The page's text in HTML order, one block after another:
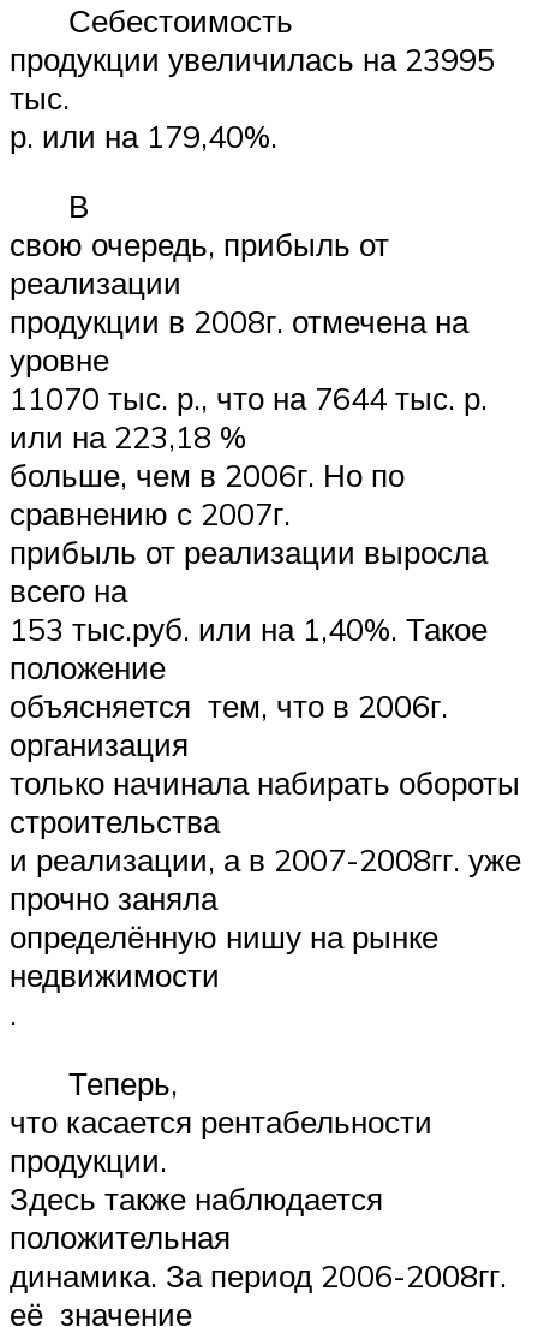
Себестоимость
продукции увеличилась на 23995
тыс.
р. или на 179,40%.
В
свою очередь, прибыль от
реализации
продукции в 2008г. отмечена на
уровне
11070 тыс. р., что на 7644 тыс. р.
или на 223,18 %
больше, чем в 2006г. Но по
сравнению с 2007г.
прибыль от реализации выросла
всего на
153 тыс.руб. или на 1,40%. Такое
положение
объясняется тем, что в 2006г.
организация
только начинала набирать обороты
строительства
и реализации, а в 2007-2008гг. уже
прочно заняла
определённую нишу на рынке
недвижимости
.
Теперь,
что касается рентабельности
продукции.
Здесь также наблюдается
положительная
динамика. За период 2006-2008гг.
её значение